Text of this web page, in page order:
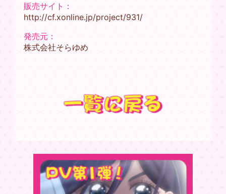
販売サイト：
http://cf.xonline.jp/project/931/
発売元：
株式会社そらゆめ